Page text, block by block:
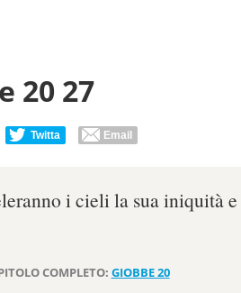
20 27
Twitta Email
i cieli la sua iniquità
COMPLETO: GIOBBE 20